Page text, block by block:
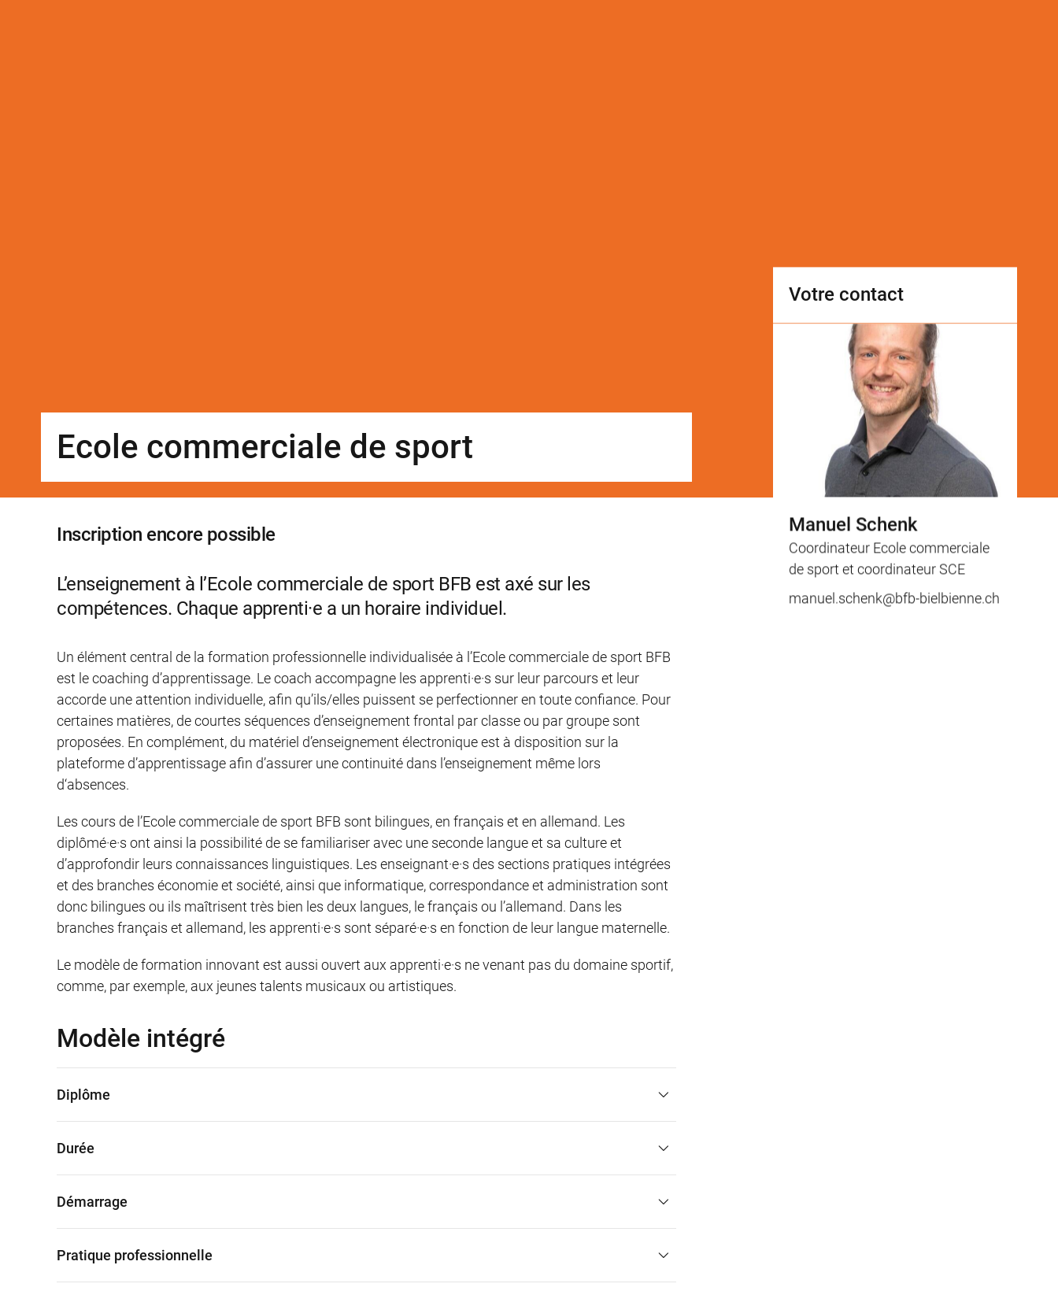
Ecole commerciale de sport
Votre contact
Manuel Schenk
Coordinateur Ecole commerciale
de sport et coordinateur SCE
manuel.schenk@bfb-bielbienne.ch
Inscription encore possible
L’enseignement à l’Ecole commerciale de sport BFB est axé sur les
compétences. Chaque apprenti·e a un horaire individuel.
Un élément central de la formation professionnelle individualisée à l’Ecole commerciale de sport BFB
est le coaching d’apprentissage. Le coach accompagne les apprenti·e·s sur leur parcours et leur
accorde une attention individuelle, afin qu’ils/elles puissent se perfectionner en toute confiance. Pour
certaines matières, de courtes séquences d’enseignement frontal par classe ou par groupe sont
proposées. En complément, du matériel d’enseignement électronique est à disposition sur la
plateforme d’apprentissage afin d’assurer une continuité dans l’enseignement même lors
d‘absences.
Les cours de l’Ecole commerciale de sport BFB sont bilingues, en français et en allemand. Les
diplômé·e·s ont ainsi la possibilité de se familiariser avec une seconde langue et sa culture et
d’approfondir leurs connaissances linguistiques. Les enseignant·e·s des sections pratiques intégrées
et des branches économie et société, ainsi que informatique, correspondance et administration sont
donc bilingues ou ils maîtrisent très bien les deux langues, le français ou l’allemand. Dans les
branches français et allemand, les apprenti·e·s sont séparé·e·s en fonction de leur langue maternelle.
Le modèle de formation innovant est aussi ouvert aux apprenti·e·s ne venant pas du domaine sportif,
comme, par exemple, aux jeunes talents musicaux ou artistiques.
Modèle intégré
Diplôme
Durée
Démarrage
Pratique professionnelle